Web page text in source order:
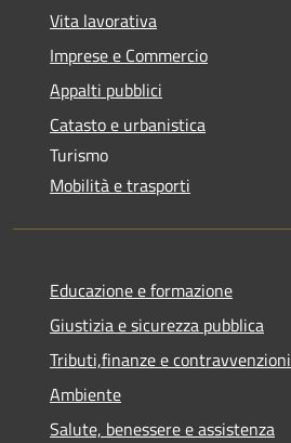
Vita lavorativa
Imprese e Commercio
Appalti pubblici
Catasto e urbanistica
Turismo
Mobilità e trasporti
Educazione e formazione
Giustizia e sicurezza pubblica
Tributi,finanze e contravvenzioni
Ambiente
Salute, benessere e assistenza